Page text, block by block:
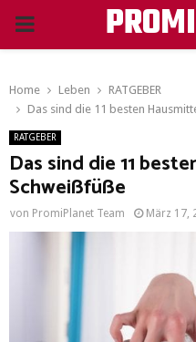
PRIMARY
Home Leben
RATGEBER
Das sind die 11 besten
RATGEBER
Das sind die 11
Schweißfüße
von PromiPlanet Team März 17,